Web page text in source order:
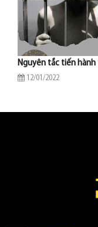
Nguyên tắc tiến
12/01/2022